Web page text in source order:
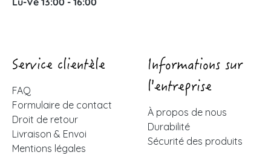
Service clientèle
FAQ
Formulaire de contact
Droit de retour
Livraison & Envoi
Mentions légales
Informations sur
l'entreprise
À propos de nous
Durabilité
Sécurité des produits